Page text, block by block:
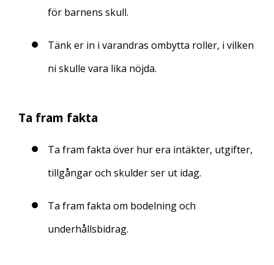
för barnens skull.
Tänk er in i varandras ombytta roller, i vilken
ni skulle vara lika nöjda.
Ta fram fakta
Ta fram fakta över hur era intäkter, utgifter,
tillgångar och skulder ser ut idag.
Ta fram fakta om bodelning och
underhållsbidrag.